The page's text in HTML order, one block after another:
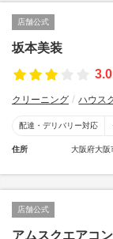
店舗公式
坂本美装
クリーニング ハウス
配達・デリバリー対応
住所 大阪府大阪
店舗公式
アムスクエアコ